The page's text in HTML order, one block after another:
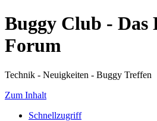
Buggy Club - Das
Forum
Technik - Neuigkeiten - Buggy Treffen
Zum Inhalt
Schnellzugriff